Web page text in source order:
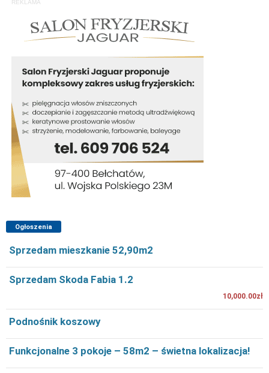
REKLAMA
Ogłoszenia
Sprzedam mieszkanie 52,90m2
Sprzedam Skoda Fabia 1.2
10,000.00zł
Podnośnik koszowy
Funkcjonalne 3 pokoje – 58m2 – świetna lokalizacja!